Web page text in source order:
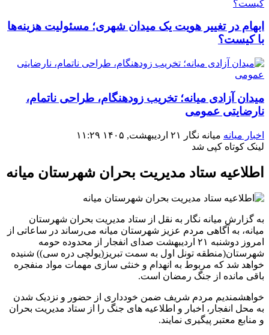
ابهام در تغییر هویت یک میدان شهری؛ مسئولیت هزینه‌ها
با کیست؟
میدان آزادی میانه؛ تخریب زودهنگام، طراحی ناتمام،
نارضایتی عمومی
اخبار میانه میانه نگار ۲۱ اردیبهشت, ۱۴۰۵
۱۱:۲۹
لینک کوتاه کپی شد
اطلاعیه ستاد مدیریت بحران شهرستان میانه
به گزارش میانه نگار به نقل از ستاد مدیریت بحران شهرستان
میانه، به آگاهی مردم عزیز شهرستان میانه می‌رساند در ساعاتی از
امروز دوشنبه ۲۱ اردیبهشت صدای انفجار از محدوده حومه
شهرستان(منطقه تونل اول به سمت تبریز(یولچی دره سی)) شنیده
خواهد شد که مربوط به انهدام و خنثی سازی مهمات مواد منفجره
باقی مانده از جنگ رمضان است.
خواهشمندیم مردم شریف ضمن خودداری از حضور و نزدیک شدن
به محل انفجار، اخبار و اطلاعیه های جنگ را از ستاد مدیریت بحران
و منابع معتبر پیگیری نمایند.